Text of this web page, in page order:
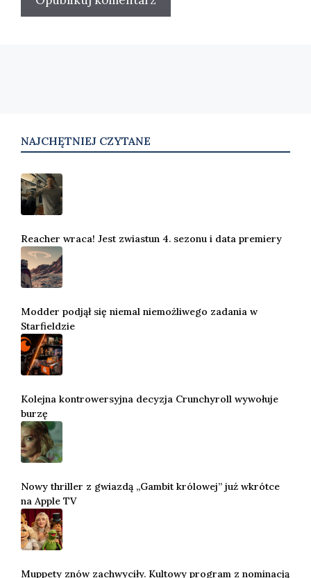
NAJCHĘTNIEJ CZYTANE
Reacher wraca! Jest zwiastun 4. sezonu i data premiery
Modder podjął się niemal niemożliwego zadania w
Starfieldzie
Kolejna kontrowersyjna decyzja Crunchyroll wywołuje
burzę
Nowy thriller z gwiazdą „Gambit królowej” już wkrótce
na Apple TV
Muppety znów zachwyciły. Kultowy program z nominacją